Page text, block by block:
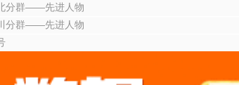
分群——先进人物
分群——先进人物